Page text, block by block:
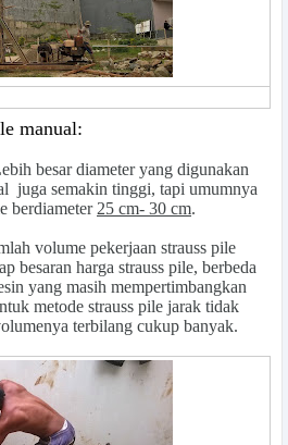
manual:
besar diameter yang digunakan
juga semakin tinggi, tapi umumnya
berdiameter 25 cm- 30 cm.
volume pekerjaan strauss pile
besaran harga strauss pile, berbeda
yang masih mempertimbangkan
metode strauss pile jarak tidak
terbilang cukup banyak.